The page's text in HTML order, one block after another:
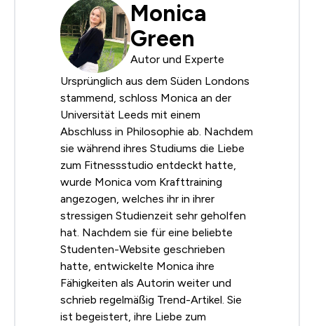
Monica
Green
Autor und Experte
Ursprünglich aus dem Süden Londons
stammend, schloss Monica an der
Universität Leeds mit einem
Abschluss in Philosophie ab. Nachdem
sie während ihres Studiums die Liebe
zum Fitnessstudio entdeckt hatte,
wurde Monica vom Krafttraining
angezogen, welches ihr in ihrer
stressigen Studienzeit sehr geholfen
hat. Nachdem sie für eine beliebte
Studenten-Website geschrieben
hatte, entwickelte Monica ihre
Fähigkeiten als Autorin weiter und
schrieb regelmäßig Trend-Artikel. Sie
ist begeistert, ihre Liebe zum